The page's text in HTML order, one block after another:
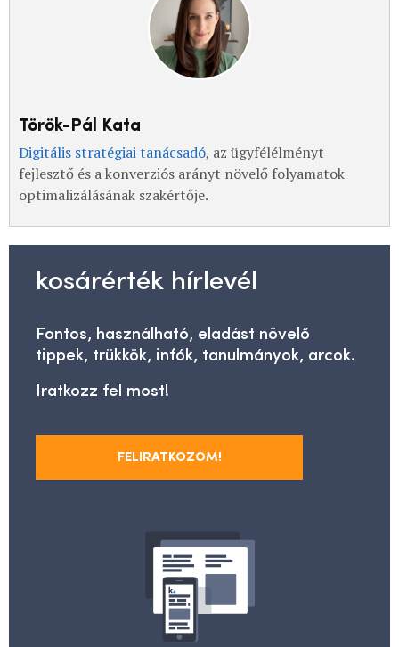
Török-Pál Kata
Digitális stratégiai tanácsadó, az ügyfélélményt
fejlesztő és a konverziós arányt növelő folyamatok
optimalizálásának szakértője.
kosárérték hírlevél
Fontos, használható, eladást növelő
tippek, trükkök, infók, tanulmányok, arcok.
Iratkozz fel most!
FELIRATKOZOM!